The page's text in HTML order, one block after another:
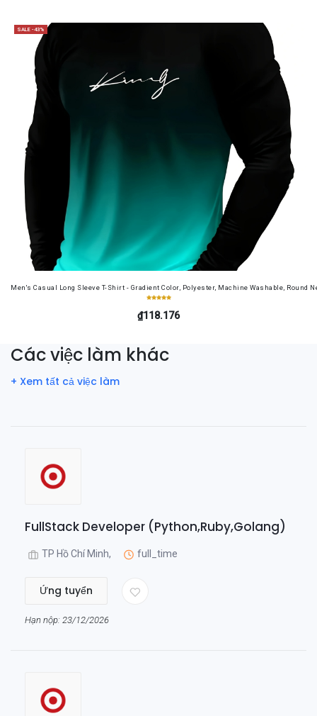
SALE -43%
Men's Casual Long Sleeve T-Shirt - Gradient Color, Polyester, Machine Washable, Round
₫118.176
Các việc làm khác
+ Xem tất cả việc làm
FullStack Developer (Python,Ruby,Golang)
TP Hồ Chí Minh, full_time
Ứng tuyển
Hạn nộp: 23/12/2026